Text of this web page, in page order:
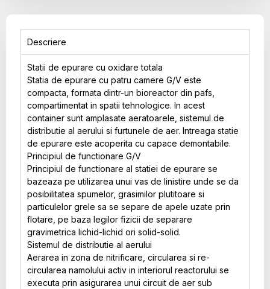
Descriere
Statii de epurare cu oxidare totala
Statia de epurare cu patru camere G/V este
compacta, formata dintr-un bioreactor din pafs,
compartimentat in spatii tehnologice. In acest
container sunt amplasate aeratoarele, sistemul de
distributie al aerului si furtunele de aer. Intreaga statie
de epurare este acoperita cu capace demontabile.
Principiul de functionare G/V
Principiul de functionare al statiei de epurare se
bazeaza pe utilizarea unui vas de linistire unde se da
posibilitatea spumelor, grasimilor plutitoare si
particulelor grele sa se separe de apele uzate prin
flotare, pe baza legilor fizicii de separare
gravimetrica lichid-lichid ori solid-solid.
Sistemul de distributie al aerului
Aerarea in zona de nitrificare, circularea si re-
circularea namolului activ in interiorul reactorului se
executa prin asigurarea unui circuit de aer sub